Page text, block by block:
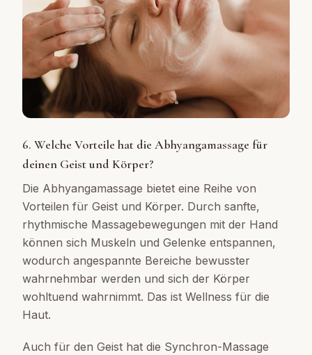
6. Welche Vorteile hat die Abhyangamassage für
deinen Geist und Körper?
Die Abhyangamassage bietet eine Reihe von
Vorteilen für Geist und Körper. Durch sanfte,
rhythmische Massagebewegungen mit der Hand
können sich Muskeln und Gelenke entspannen,
wodurch angespannte Bereiche bewusster
wahrnehmbar werden und sich der Körper
wohltuend wahrnimmt. Das ist Wellness für die
Haut.
Auch für den Geist hat die Synchron-Massage